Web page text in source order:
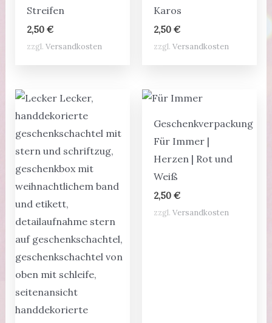
Streifen
2,50 €
zzgl. Versandkosten
Karos
2,50€
zzgl.Versandkosten
Geschenkverpackung
Für Immer |
Herzen | Rot und
Weiß
2,50€
zzgl.Versandkosten